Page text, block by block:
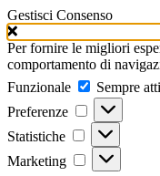
Gestisci Consenso
Per fornire le migliori
comportamento di
Funzionale
Funzionale
Sempre
Preferenze
Preferenze
Statistiche Statistiche
Marketing Marketing